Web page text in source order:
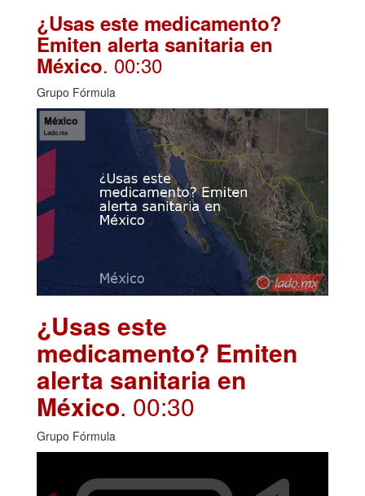
¿Usas este medicamento?
Emiten alerta sanitaria en
México. 00:30
Grupo Fórmula
¿Usas este
medicamento? Emiten
alerta sanitaria en
México. 00:30
Grupo Fórmula